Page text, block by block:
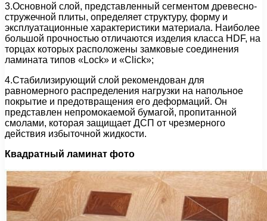
3.Основной слой, представленный сегментом древесно-
стружечной плиты, определяет структуру, форму и
эксплуатационные характеристики материала. Наиболее
большой прочностью отличаются изделия класса HDF, на
торцах которых расположены замковые соединения
ламината типов «Lock» и «Click»;
4.Стабилизирующий слой рекомендован для
равномерного распределения нагрузки на напольное
покрытие и предотвращения его деформаций. Он
представлен непромокаемой бумагой, пропитанной
смолами, которая защищает ДСП от чрезмерного
действия избыточной жидкости.
Квадратный ламинат фото